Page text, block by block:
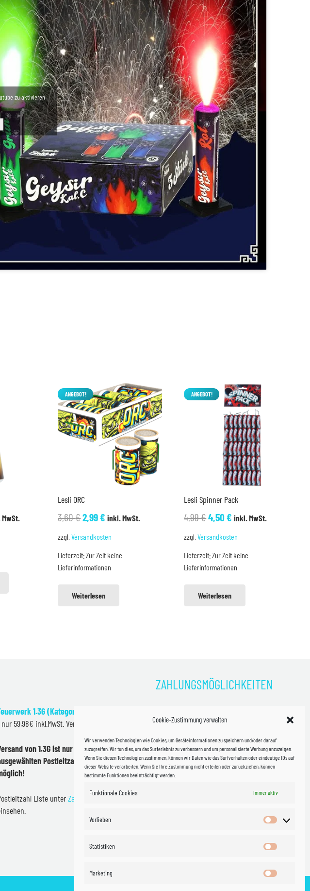
Cookie-Zustimmung verwalten
Wir verwenden Technologien wie Cookies, um Geräteinformationen zu speichern und/oder darauf
zuzugreifen. Wir tun dies, um das Surferlebnis zu verbessern und um personalisierte Werbung anzuzeigen.
Wenn Sie diesen Technologien zustimmen, können wir Daten wie das Surfverhalten oder eindeutige IDs auf
dieser Website verarbeiten. Wenn Sie Ihre Zustimmung nicht erteilen oder zurückziehen, können
bestimmte Funktionen beeinträchtigt werden.
Funktionale Cookies Immer aktiv
Vorlieben Vorlieben
Statistiken
Marketing Marketing
zu aktivieren
ANGEBOT!
Lesli ORC
3,60€Ursprünglicher
Preis
3,60 €
2,99€Aktueller
2,99 €.
inkl. MwSt.
zzgl.Versandkosten
Lieferzeit:Zur Zeit keine
Lieferinformationen
Weiterlesen
ANGEBOT!
Lesli Spinner Pack
4,99€Ursprünglicher
Preis
4,99 €
4,50€Aktueller
4,50 €.
inkl. MwSt.
zzgl.Versandkosten
Lieferzeit:Zur Zeit keine
Lieferinformationen
Weiterlesen
1.3G (Kategorie F2)
nur 59,98€ inkl.MwSt. Versandkosten!
von 1.3G ist nur innerhalb
Postleitzahlen in Sachsen
Liste unterZahlung & Versand
ZAHLUNGSMÖGLICHKEITEN